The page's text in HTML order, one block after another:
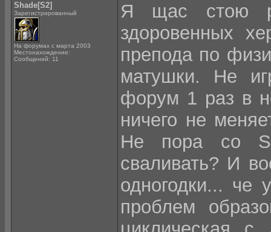
Shade[S2]
Зарегистрированный
На форумах с марта 2003
Местонахождение:
Сообщений: 11
Я щас стою
здоровенных
препода по
матушки. Не
форум 1 раз в
ничего не
Не пора со
сваливать? И
одногодки...
проблем